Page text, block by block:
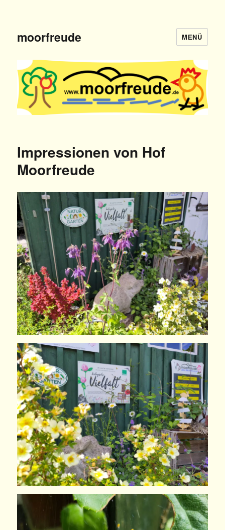
moorfreude MENÜ
Impressionen von Hof
Moorfreude